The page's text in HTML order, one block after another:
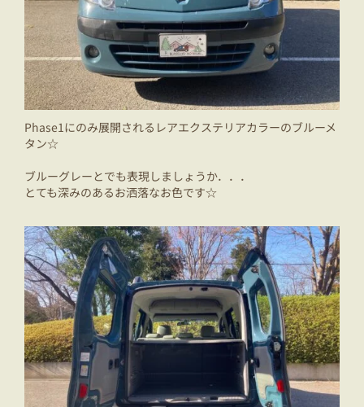
Phase1にのみ展開されるレアエクステリアカラーのブルーメ
タン☆
ブルーグレーとでも表現しましょうか．．．
とても深みのあるお洒落なお色です☆